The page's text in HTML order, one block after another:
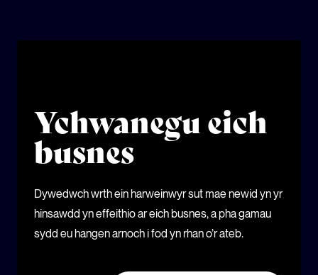
Ychwanegu eich
busnes
Dywedwch wrth ein harweinwyr sut mae newid yn yr
hinsawdd yn effeithio ar eich busnes, a pha gamau
sydd eu hangen arnoch i fod yn rhan o’r ateb.